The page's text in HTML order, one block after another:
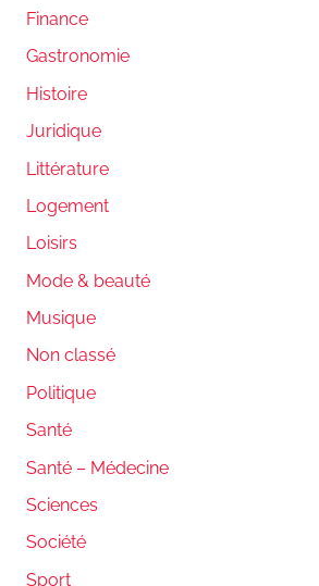
Finance
Gastronomie
Histoire
Juridique
Littérature
Logement
Loisirs
Mode & beauté
Musique
Non classé
Politique
Santé
Santé – Médecine
Sciences
Société
Sport